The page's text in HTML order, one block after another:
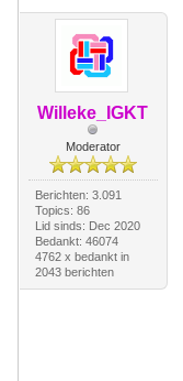
Willeke_IGKT
Moderator
Berichten: 3.091
Topics: 86
Lid sinds: Dec 2020
Bedankt: 46074
4762 x bedankt in
2043 berichten